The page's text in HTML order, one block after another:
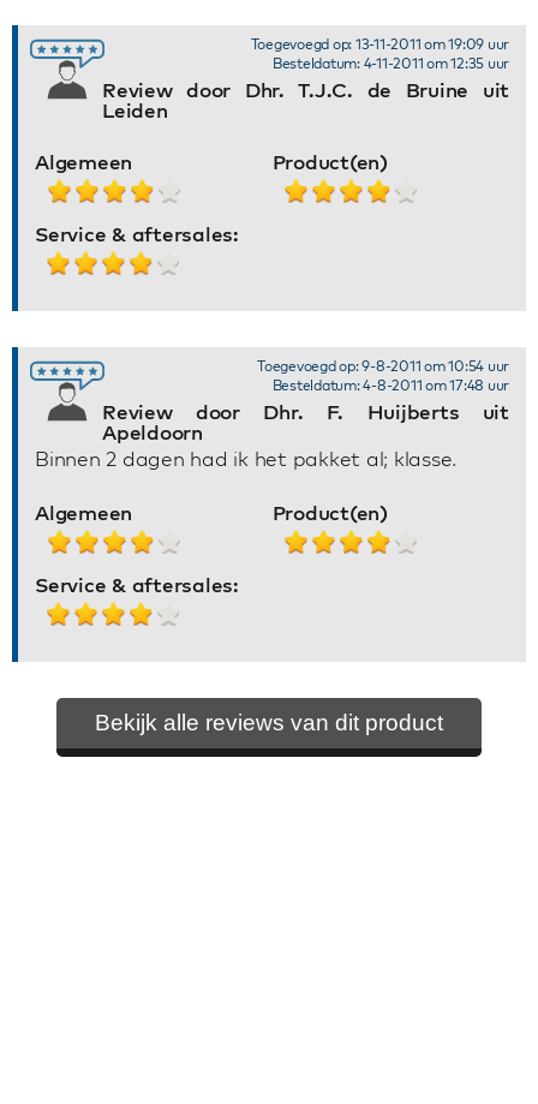
Review door Dhr. T.J.C. de Bruine uit
Leiden
Toegevoegd op: 13-11-2011 om 19:09 uur
Besteldatum: 4-11-2011 om 12:35 uur
Algemeen Product(en)
Service & aftersales:
Review door Dhr. F. Huijberts uit
Apeldoorn
Toegevoegd op: 9-8-2011 om 10:54 uur
Besteldatum: 4-8-2011 om 17:48 uur
Binnen 2 dagen had ik het pakket al; klasse.
Algemeen Product(en)
Service & aftersales:
Bekijk alle reviews van dit product